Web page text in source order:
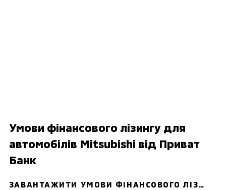
Умови фінансового лізингу для
автомобілів Mitsubishi від Приват
Банк
ЗАВАНТАЖИТИ УМОВИ ФІНАНСОВОГО ЛІЗИНГУ ДЛЯ КОРПОРАТИВНИХ КЛІЄНТІВ